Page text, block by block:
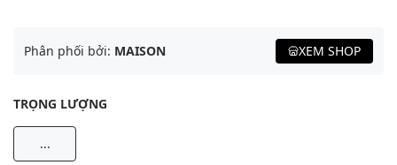
Phân phối bởi: MAISON XEM SHOP
TRỌNG LƯỢNG
...